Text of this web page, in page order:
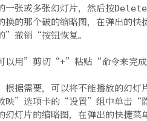
一张或多张幻灯片，然后按Delete
换的那个破的缩略图，在弹出的
”撤销“按钮恢复。
以用”剪切“+”粘贴“命令来完成
根据需要，可以将不能播放的幻灯
映”选项卡的“设置”组中单击“
幻灯片的缩略图，在弹出的快捷